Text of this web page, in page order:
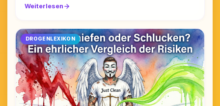
Weiterlesen
DROGENLEXIKON